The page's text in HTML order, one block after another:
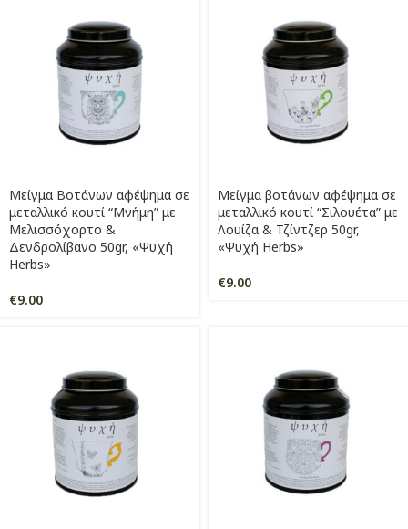
Μείγμα Βοτάνων αφέψημα σε
μεταλλικό κουτί “Μνήμη” με
Μελισσόχορτο &
Δενδρολίβανο 50gr, «Ψυχή
Herbs»
€9.00
Μείγμα βοτάνων αφέψημα σε
μεταλλικό κουτί “Σιλουέτα” με
Λουίζα & Τζίντζερ 50gr,
«Ψυχή Herbs»
€9.00